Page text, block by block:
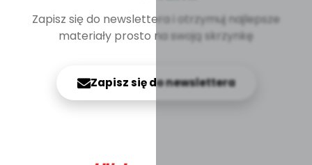
Zapisz się do newslettera i otrzymuj najlepsze
materiały prosto na swoją skrzynkę
Zapisz się do newslettera